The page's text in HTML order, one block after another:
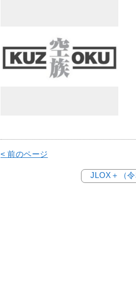
< 前のページ
JLOX＋（